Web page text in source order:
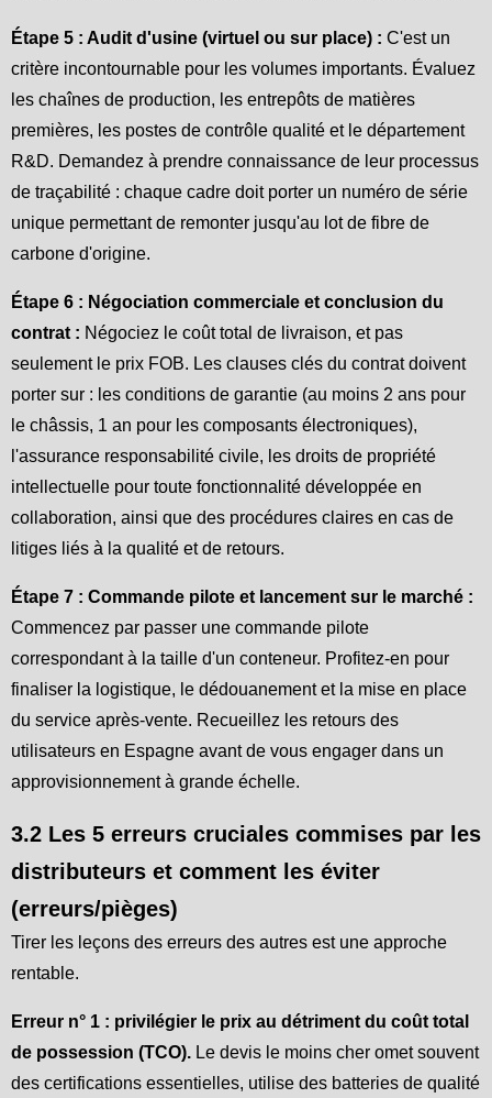
Étape 5 : Audit d'usine (virtuel ou sur place) : C'est un
critère incontournable pour les volumes importants. Évaluez
les chaînes de production, les entrepôts de matières
premières, les postes de contrôle qualité et le département
R&D. Demandez à prendre connaissance de leur processus
de traçabilité : chaque cadre doit porter un numéro de série
unique permettant de remonter jusqu'au lot de fibre de
carbone d'origine.
Étape 6 : Négociation commerciale et conclusion du
contrat : Négociez le coût total de livraison, et pas
seulement le prix FOB. Les clauses clés du contrat doivent
porter sur : les conditions de garantie (au moins 2 ans pour
le châssis, 1 an pour les composants électroniques),
l'assurance responsabilité civile, les droits de propriété
intellectuelle pour toute fonctionnalité développée en
collaboration, ainsi que des procédures claires en cas de
litiges liés à la qualité et de retours.
Étape 7 : Commande pilote et lancement sur le marché :
Commencez par passer une commande pilote
correspondant à la taille d'un conteneur. Profitez-en pour
finaliser la logistique, le dédouanement et la mise en place
du service après-vente. Recueillez les retours des
utilisateurs en Espagne avant de vous engager dans un
approvisionnement à grande échelle.
3.2 Les 5 erreurs cruciales commises par les
distributeurs et comment les éviter
(erreurs/pièges)
Tirer les leçons des erreurs des autres est une approche
rentable.
Erreur n° 1 : privilégier le prix au détriment du coût total
de possession (TCO). Le devis le moins cher omet souvent
des certifications essentielles, utilise des batteries de qualité